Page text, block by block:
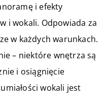
i efekty
i wokali. Odpowiada za
w każdych warunkach.
– niektóre wnętrza są
i osiągnięcie
wokali jest